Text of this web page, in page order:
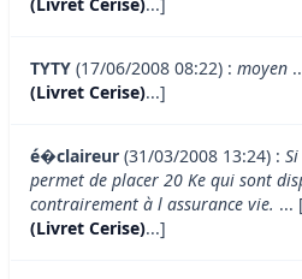
(Livret Cerise)...]
TYTY (17/06/2008 08:22) : moyen
(Livret Cerise)...]
é�claireur (31/03/2008 13:24) :
permet de placer 20 Ke qui sont
contrairement à l assurance vie. ...
(Livret Cerise)...]